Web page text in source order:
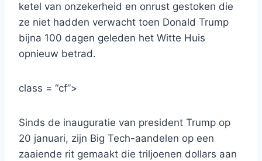
ketel van onzekerheid en onrust gestoken die
ze niet hadden verwacht toen Donald Trump
bijna 100 dagen geleden het Witte Huis
opnieuw betrad.
class = “cf”>
Sinds de inauguratie van president Trump op
20 januari, zijn Big Tech-aandelen op een
zaaiende rit gemaakt die triljoenen dollars aan